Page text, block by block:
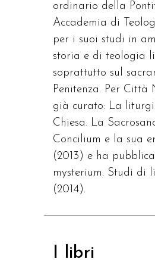
ordinario della
Accademia di
per i suoi studi in
storia e di teologia
soprattutto sul
Penitenza. Per Città
già curato: La
Chiesa. La
Concilium e la sua
(2013) e ha
mysterium. Studi di
(2014).
I libri